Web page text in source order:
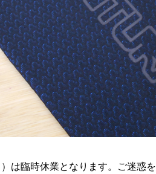
は臨時休業となります。ご迷惑